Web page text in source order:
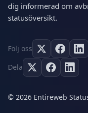
dig informerad om
statusöversikt.
Följ oss
Dela
© 2026 Entireweb